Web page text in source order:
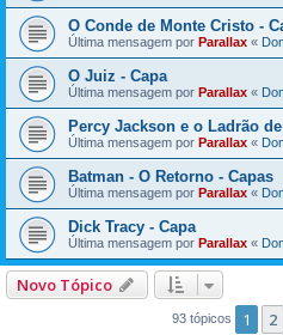
O Conde de Monte Cristo -
Última mensagem por Parallax «
O Juiz - Capa
Última mensagem por Parallax «
Percy Jackson e o Ladrão
Última mensagem por Parallax «
Batman - O Retorno - Capas
Última mensagem por Parallax «
Dick Tracy - Capa
Última mensagem por Parallax «
Novo Tópico
93 tópicos 1 2